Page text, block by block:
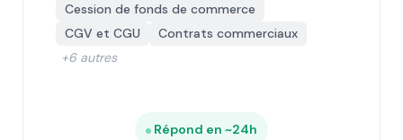
Cession de fonds de commerce
CGV et CGU
Contrats commerciaux
+6 autres
Répond en ~24h